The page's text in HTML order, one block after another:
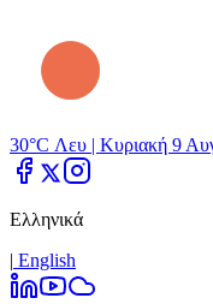
30°C Λευ | Κυριακή 9
Ελληνικά
| Εnglish